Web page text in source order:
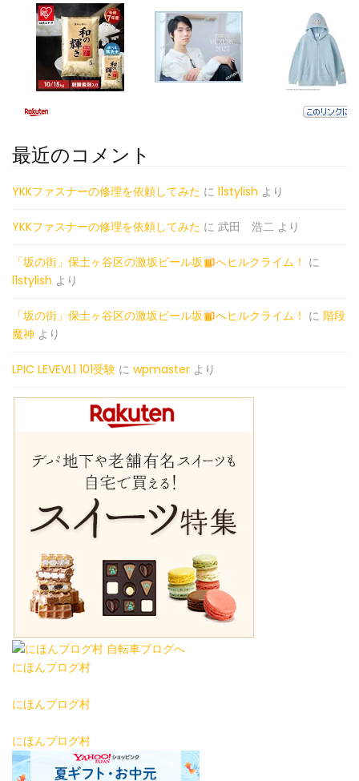
最近のコメント
YKKファスナーの修理を依頼してみた に l1stylish より
YKKファスナーの修理を依頼してみた に 武田 浩二 より
「坂の街」保土ヶ谷区の激坂ビール坂 へヒルクライム！ に
l1stylish より
「坂の街」保土ヶ谷区の激坂ビール坂 へヒルクライム！ に 階段
魔神 より
LPIC LEVEVL1 101受験 に wpmaster より
にほんブログ村
にほんブログ村
にほんブログ村